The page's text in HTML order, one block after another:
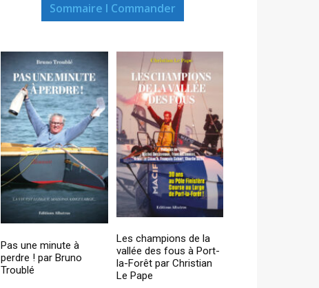
Sommaire I Commander
Pas une minute à
perdre ! par Bruno
Troublé
Les champions de la
vallée des fous à Port-
la-Forêt par Christian
Le Pape